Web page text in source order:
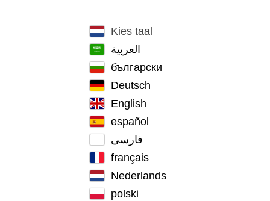
Kies taal
العربية
български
Deutsch
English
español
فارسی
français
Nederlands
polski